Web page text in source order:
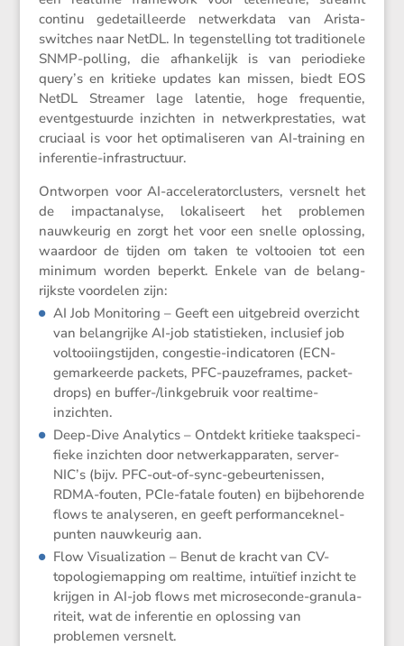
continu gedetail­leerde netwerk­data van Arista-
switches naar NetDL. In tegen­stel­ling tot tradi­ti­o­nele
SNMP-polling, die afhan­ke­lijk is van perio­dieke
query’s en kritieke updates kan missen, biedt EOS
NetDL Streamer lage latentie, hoge frequentie,
event­ge­stuurde inzichten in netwerk­pres­ta­ties, wat
cruciaal is voor het optima­li­seren van AI-training en
inferentie-infrastructuur.
Ontworpen voor AI-accele­ra­tor­clus­ters, versnelt het
de impact­ana­lyse, lokali­seert het problemen
nauwkeurig en zorgt het voor een snelle oplos­sing,
waardoor de tijden om taken te voltooien tot een
minimum worden beperkt. Enkele van de belang­
rijkste voordelen zijn:
AI Job Monito­ring – Geeft een uitge­breid overzicht
van belang­rijke AI-job statis­tieken, inclu­sief job
voltooi­ings­tijden, congestie-indica­toren (ECN-
gemar­keerde packets, PFC-pauze­frames, packet­
drops) en buffer-/link­ge­bruik voor realtime-
inzichten.
Deep-Dive Analy­tics – Ontdekt kritieke taakspe­ci­
fieke inzichten door netwerk­ap­pa­raten, server-
NIC’s (bijv. PFC-out-of-sync-gebeur­te­nissen,
RDMA-fouten, PCIe-fatale fouten) en bijbe­ho­rende
flows te analy­seren, en geeft perfor­man­ce­knel­
punten nauwkeurig aan.
Flow Visua­li­za­tion – Benut de kracht van CV-
topolo­gie­map­ping om realtime, intuï­tief inzicht te
krijgen in AI-job flows met micro­se­conde-granu­la­
ri­teit, wat de inferentie en oplos­sing van
problemen versnelt.